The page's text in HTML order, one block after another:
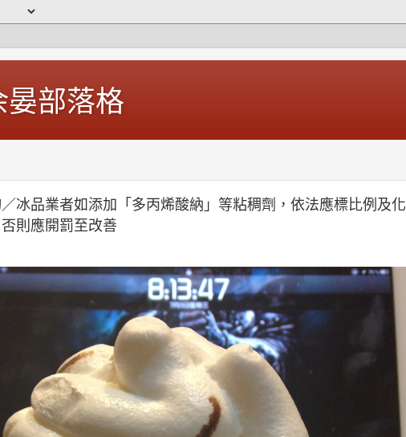
晏部落格
冰品業者如添加「多丙烯酸納」等粘稠劑，依法應標比例及化
則應開罰至改善